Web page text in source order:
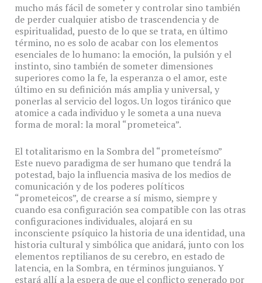
mucho más fácil de someter y controlar sino también
de perder cualquier atisbo de trascendencia y de
espiritualidad, puesto de lo que se trata, en último
término, no es solo de acabar con los elementos
esenciales de lo humano: la emoción, la pulsión y el
instinto, sino también de someter dimensiones
superiores como la fe, la esperanza o el amor, este
último en su definición más amplia y universal, y
ponerlas al servicio del logos. Un logos tiránico que
atomice a cada individuo y le someta a una nueva
forma de moral: la moral “prometeica”.
El totalitarismo en la Sombra del “prometeísmo”
Este nuevo paradigma de ser humano que tendrá la
potestad, bajo la influencia masiva de los medios de
comunicación y de los poderes políticos
“prometeicos”, de crearse a sí mismo, siempre y
cuando esa configuración sea compatible con las otras
configuraciones individuales, alojará en su
inconsciente psíquico la historia de una identidad, una
historia cultural y simbólica que anidará, junto con los
elementos reptilianos de su cerebro, en estado de
latencia, en la Sombra, en términos junguianos. Y
estará allí a la espera de que el conflicto generado por